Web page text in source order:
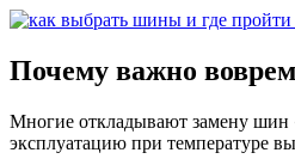
Почему важно
Многие откладывают замену шин
эксплуатацию при температуре